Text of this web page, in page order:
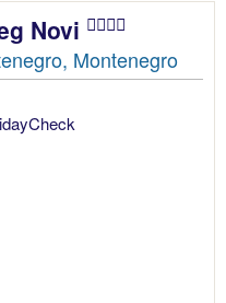
Novi
Montenegro